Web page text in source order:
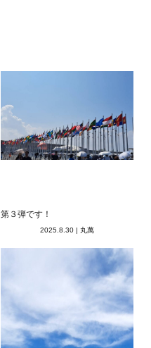
第３弾です！
2025.8.30| 丸萬